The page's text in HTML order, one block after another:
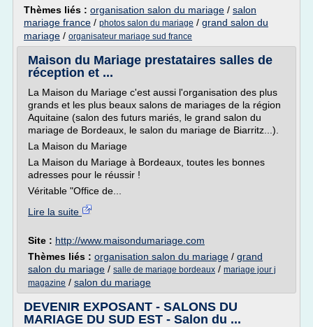
Thèmes liés : organisation salon du mariage / salon
mariage france / photos salon du mariage / grand salon du
mariage / organisateur mariage sud france
Maison du Mariage prestataires salles de
réception et ...
La Maison du Mariage c'est aussi l'organisation des plus
grands et les plus beaux salons de mariages de la région
Aquitaine (salon des futurs mariés, le grand salon du
mariage de Bordeaux, le salon du mariage de Biarritz...).
La Maison du Mariage
La Maison du Mariage à Bordeaux, toutes les bonnes
adresses pour le réussir !
Véritable "Office de...
Lire la suite
Site : http://www.maisondumariage.com
Thèmes liés : organisation salon du mariage / grand
salon du mariage / salle de mariage bordeaux / mariage jour j
magazine / salon du mariage
DEVENIR EXPOSANT - SALONS DU
MARIAGE DU SUD EST - Salon du ...